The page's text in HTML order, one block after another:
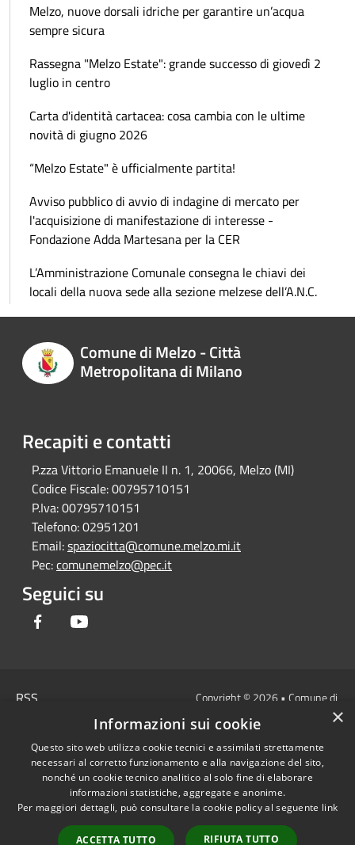
Melzo, nuove dorsali idriche per garantire un’acqua
sempre sicura
Rassegna "Melzo Estate": grande successo di giovedì 2
luglio in centro
Carta d'identità cartacea: cosa cambia con le ultime
novità di giugno 2026
“Melzo Estate" è ufficialmente partita!
Avviso pubblico di avvio di indagine di mercato per
l'acquisizione di manifestazione di interesse -
Fondazione Adda Martesana per la CER
L’Amministrazione Comunale consegna le chiavi dei
locali della nuova sede alla sezione melzese dell’A.N.C.
Comune di Melzo - Città
Metropolitana di Milano
Recapiti e contatti
P.zza Vittorio Emanuele II n. 1, 20066, Melzo (MI)
Codice Fiscale:00795710151
P.Iva:00795710151
Telefono:02951201
Email:spaziocitta@comune.melzo.mi.it
Pec:comunemelzo@pec.it
Seguici su
Facebook
RSS
Cookie
Mappa del sito
Area Interna
Dichiarazione di
accessibilità e/o
Copyright © 2026 • Comune di
Melzo - Città Metropolitana di
Milano • Powered by
Municipium•Accesso
redazione
×
Informazioni sui cookie
Questo sito web utilizza cookie tecnici e assimilati strettamente
necessari al corretto funzionamento e alla navigazione del sito,
nonché un cookie tecnico analitico al solo fine di elaborare
informazioni statistiche, aggregate e anonime.
Per maggiori dettagli, può consultare la cookie policy al seguente link
ACCETTA TUTTO RIFIUTA TUTTO